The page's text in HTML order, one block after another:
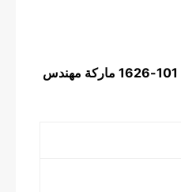
101-1626
ماركة مهندس